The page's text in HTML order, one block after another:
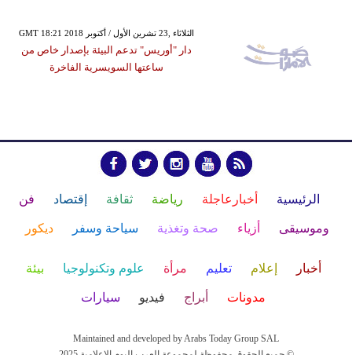
GMT 18:21 2018 الثلاثاء ,23 تشرين الأول / أكتوبر
دار "أوريس" تدعم البيئة بإصدار خاص من
ساعتها السويسرية الفاخرة
الرئيسية أخبارعاجلة رياضة ثقافة إقتصاد فن
وموسيقى أزياء صحة وتغذية سياحة وسفر ديكور
أخبار إعلام تعليم مرأة علوم وتكنولوجيا بيئة
مدونات أبراج فيديو سيارات
Maintained and developed by Arabs Today Group SAL